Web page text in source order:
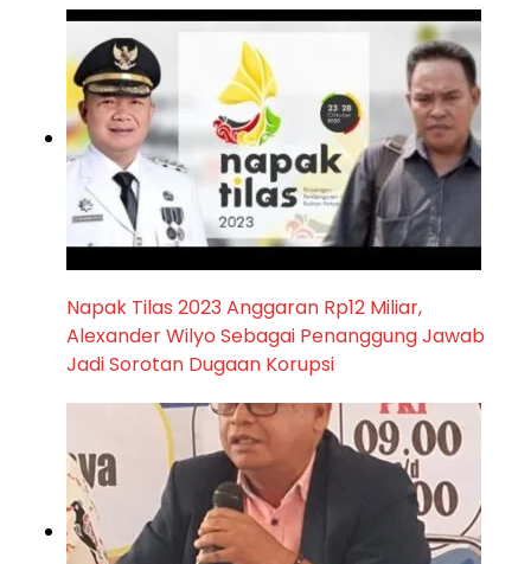
Napak Tilas 2023 Anggaran Rp12 Miliar,
Alexander Wilyo Sebagai Penanggung Jawab
Jadi Sorotan Dugaan Korupsi